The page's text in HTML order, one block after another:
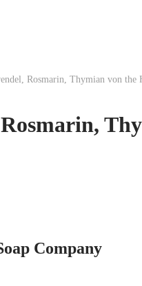
Rosmarin, Thymian von the
Company